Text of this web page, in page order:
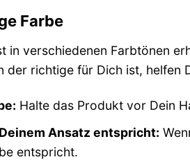
Farbe
in verschiedenen Farbtönen
der richtige für Dich ist, helfen
Halte das Produkt vor Dein
Ansatz entspricht:
entspricht.